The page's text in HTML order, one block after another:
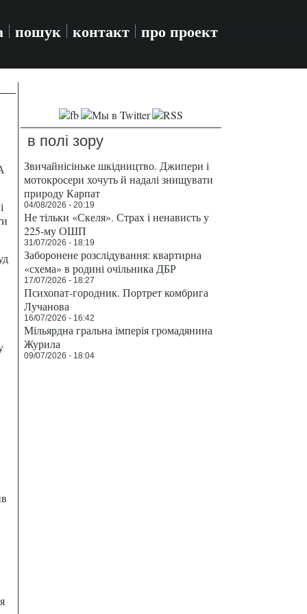
пошук контакт про проект
в полі зору
Звичайнісіньке шкідництво. Джипери і
мотокросери хочуть й надалі знищувати
природу Карпат
04/08/2026 - 20:19
Не тільки «Скеля». Страх і ненависть у
225-му ОШП
31/07/2026 - 18:19
Заборонене розслідування: квартирна
«схема» в родині очільника ДБР
17/07/2026 - 18:27
Психопат-городник. Портрет комбрига
Лучанова
16/07/2026 - 16:42
Мільярдна гральна імперія громадянина
Журила
09/07/2026 - 18:04